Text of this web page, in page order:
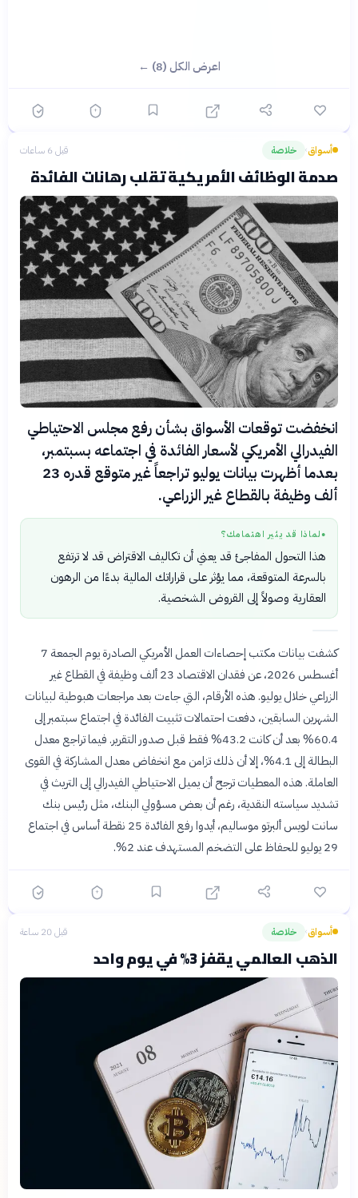
اعرض الكل (8) ←
أسواق› خلاصة قبل 6 ساعات
صدمة الوظائف الأمريكية تقلب رهانات الفائدة
انخفضت توقعات الأسواق بشأن رفع مجلس الاحتياطي
الفيدرالي الأمريكي لأسعار الفائدة في اجتماعه بسبتمبر،
بعدما أظهرت بيانات يوليو تراجعاً غير متوقع قدره 23
ألف وظيفة بالقطاع غير الزراعي.
● لماذا قد يثير اهتمامك؟
هذا التحول المفاجئ قد يعني أن تكاليف الاقتراض قد لا ترتفع
بالسرعة المتوقعة، مما يؤثر على قراراتك المالية بدءًا من الرهون
العقارية وصولاً إلى القروض الشخصية.
كشفت بيانات مكتب إحصاءات العمل الأمريكي الصادرة يوم الجمعة 7
أغسطس 2026، عن فقدان الاقتصاد 23 ألف وظيفة في القطاع غير
الزراعي خلال يوليو. هذه الأرقام، التي جاءت بعد مراجعات هبوطية لبيانات
الشهرين السابقين، دفعت احتمالات تثبيت الفائدة في اجتماع سبتمبر إلى
60.4% بعد أن كانت 43.2% فقط قبل صدور التقرير. فيما تراجع معدل
البطالة إلى 4.1%، إلا أن ذلك تزامن مع انخفاض معدل المشاركة في القوى
العاملة. هذه المعطيات ترجح أن يميل الاحتياطي الفيدرالي إلى التريث في
تشديد سياسته النقدية، رغم أن بعض مسؤولي البنك، مثل رئيس بنك
سانت لويس ألبرتو موساليم، أيدوا رفع الفائدة 25 نقطة أساس في اجتماع
29 يوليو للحفاظ على التضخم المستهدف عند 2%.
أسواق› خلاصة قبل 20 ساعة
الذهب العالمي يقفز 3% في يوم واحد